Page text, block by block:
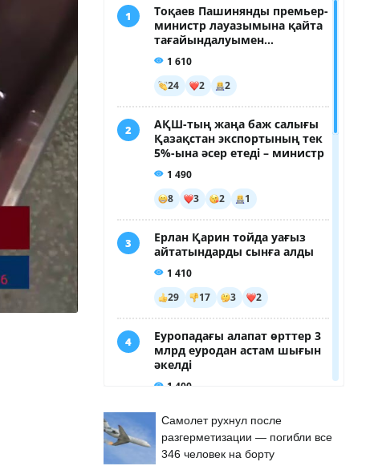
Самолет рухнул после
разгерметизации — погибли все
346 человек на борту